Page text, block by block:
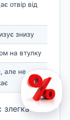
отвір від
знизу
на втулку
але не
злегка